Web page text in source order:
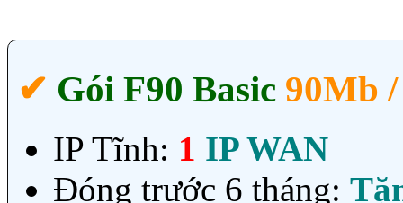
✔‎ Gói F90 Basic 90Mb
IP Tĩnh: 1 IP WAN
Đóng trước 6 tháng: